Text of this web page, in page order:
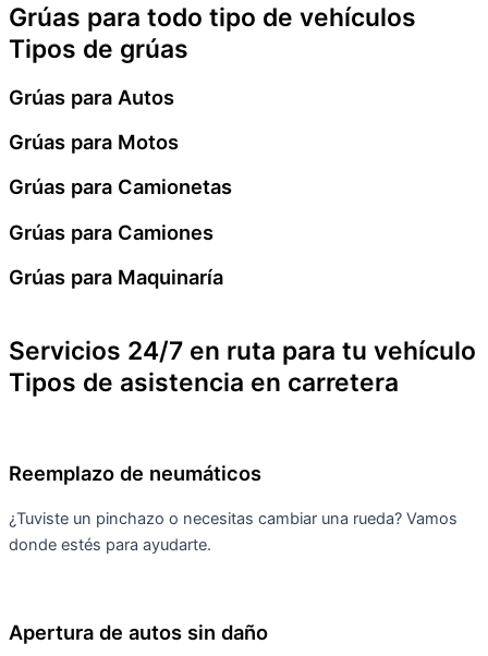
Grúas para todo tipo de vehículos
Tipos de grúas
Grúas para Autos
Grúas para Motos
Grúas para Camionetas
Grúas para Camiones
Grúas para Maquinaría
Servicios 24/7 en ruta para tu vehículo
Tipos de asistencia en carretera
Reemplazo de neumáticos
¿Tuviste un pinchazo o necesitas cambiar una rueda? Vamos
donde estés para ayudarte.
Apertura de autos sin daño